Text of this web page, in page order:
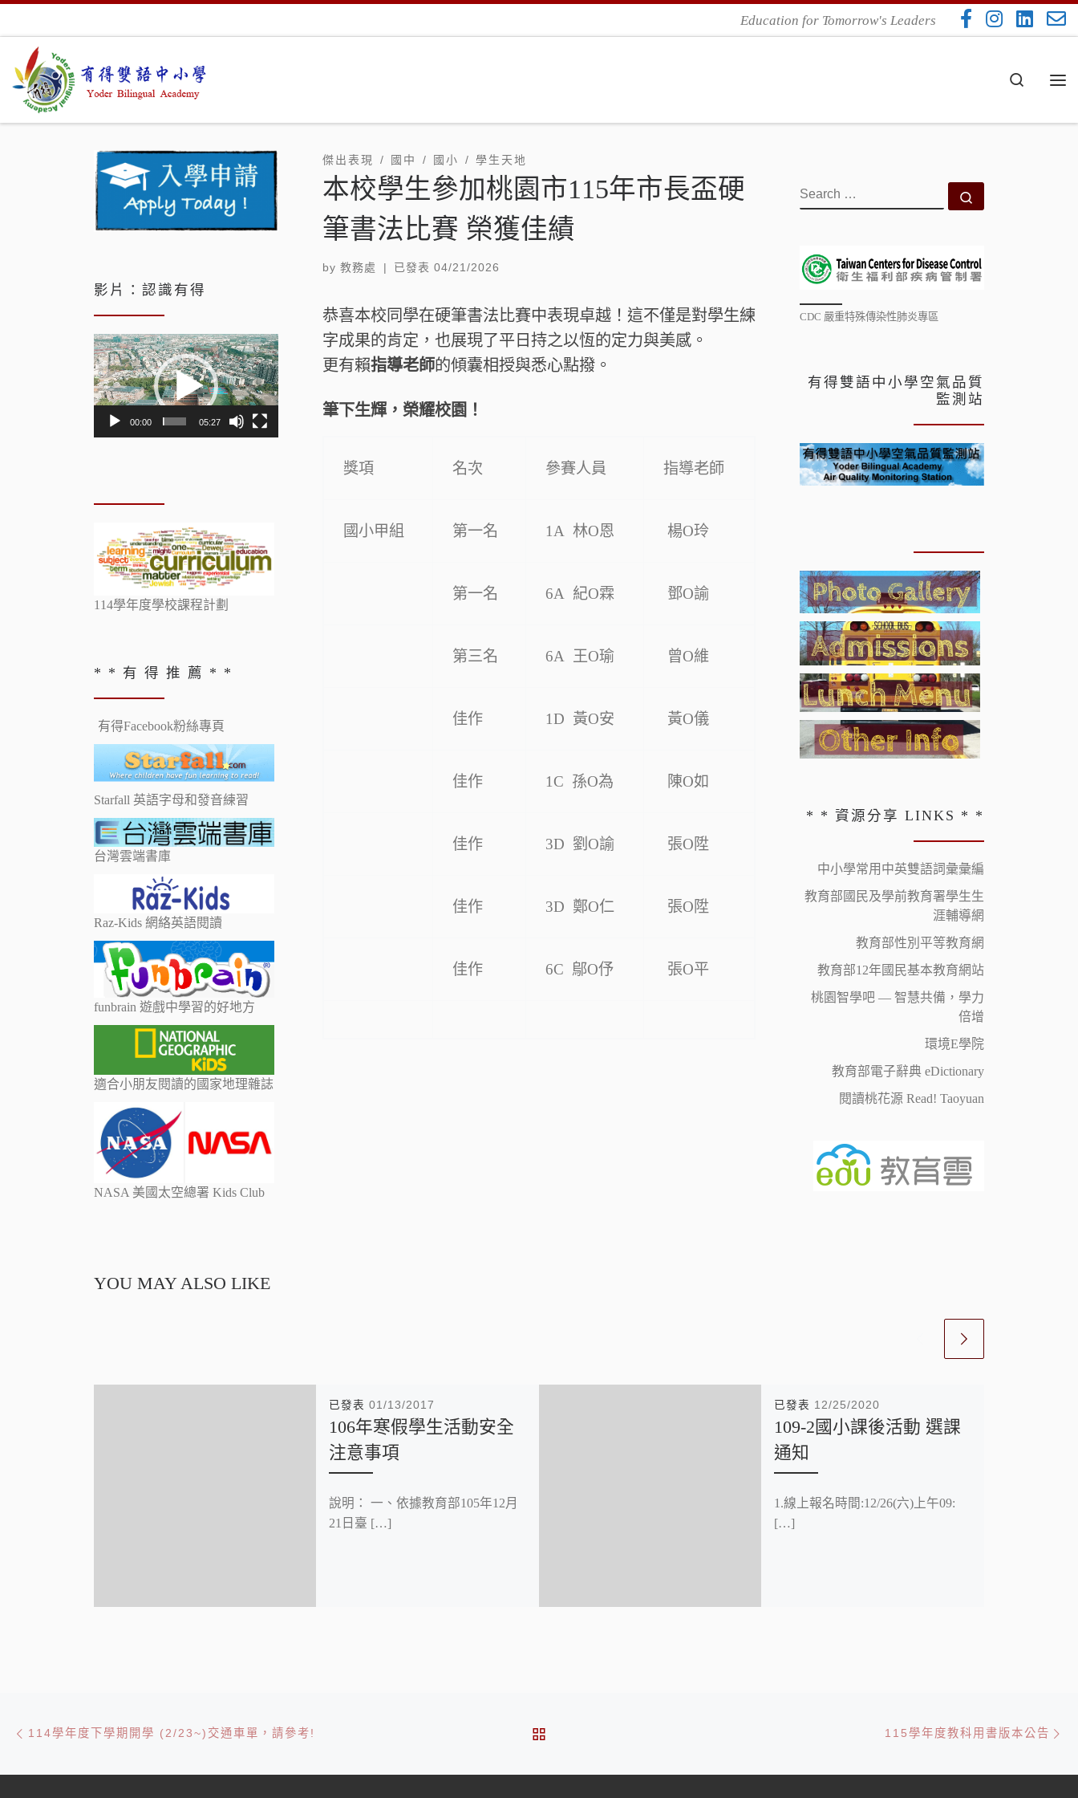
Education for Tomorrow's Leaders
Search
傑出表現 國中 國小 學生天地
本校學生參加桃園市115年市長盃硬
筆書法比賽 榮獲佳績
by 教務處 | 已發表04/21/2026
恭喜本校同學在硬筆書法比賽中表現卓越！這不僅是對學生練
字成果的肯定，也展現了平日持之以恆的定力與美感。
更有賴指導老師的傾囊相授與悉心點撥。
筆下生輝，榮耀校園！
獎項 名次 參賽人員 指導老師
國小甲組 第一名 1A 林O恩 楊O玲
第一名 6A 紀O霖 鄧O諭
第三名 6A 王O瑜 曾O維
佳作 1D 黃O安 黃O儀
佳作 1C 孫O為 陳O如
佳作 3D 劉O諭 張O陞
佳作 3D 鄭O仁 張O陞
佳作 6C 鄔O伃 張O平
YOU MAY ALSO LIKE
已發表01/13/2017
106年寒假學生活動安全
注意事項
說明： 一、依據教育部105年12月
21日臺 […]
已發表 12/25/2020
109-2國小課後活動 選課
通知
1.線上報名時間:12/26(六)上午09:
[…]
影片：認識有得
視
訊
播
放
00:00 05:27
114學年度學校課程計劃
* * 有 得 推 薦 * *
有得Facebook粉絲專頁
Starfall 英語字母和發音練習
台灣雲端書庫
Raz-Kids 網絡英語閱讀
funbrain 遊戲中學習的好地方
適合小朋友閱讀的國家地理雜誌
NASA 美國太空總署 Kids Club
SEARCH
CDC 嚴重特殊傳染性肺炎專區
有得雙語中小學空氣品質
監測站
* * 資源分享 LINKS * *
中小學常用中英雙語詞彙彙編
教育部國民及學前教育署學生生
涯輔導網
教育部性別平等教育網
教育部12年國民基本教育網站
桃園智學吧 — 智慧共備，學力
倍增
環境E學院
教育部電子辭典 eDictionary
閱讀桃花源 Read! Taoyuan
文章導航
114學年度下學期開學 (2/23~)交通車單，請參考! 115學年度教科用書版本公告